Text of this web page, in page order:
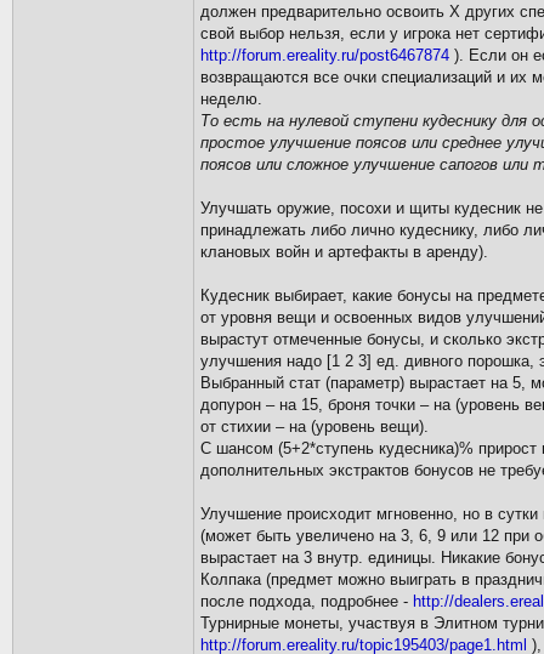
должен предварительно освоить Х других
свой выбор нельзя, если у игрока нет
http://forum.ereality.ru/post6467874 ). Если он
возвращаются все очки специализаций и их
неделю.
То есть на нулевой ступени кудеснику для
простое улучшение поясов или среднее
поясов или сложное улучшение сапогов
Улучшать оружие, посохи и щиты кудесник
принадлежать либо лично кудеснику, либо
клановых войн и артефакты в аренду).
Кудесник выбирает, какие бонусы на
от уровня вещи и освоенных видов
вырастут отмеченные бонусы, и сколько
улучшения надо [1 2 3] ед. дивного порошка,
Выбранный стат (параметр) вырастает на 5,
допурон – на 15, броня точки – на (уровень
от стихии – на (уровень вещи).
С шансом (5+2*ступень кудесника)%
дополнительных экстрактов бонусов не
Улучшение происходит мгновенно, но в
(может быть увеличено на 3, 6, 9 или 12 при
вырастает на 3 внутр. единицы. Никакие
Колпака (предмет можно выиграть в
после подхода, подробнее - http://
Турнирные монеты, участвуя в Элитном
http://forum.ereality.ru/topic195403/page1.html